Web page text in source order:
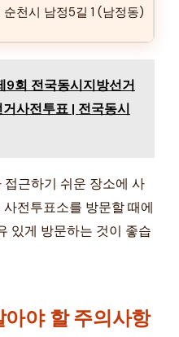
순천시 남정5길 1 (남정동)
9회 전국동시지방선거
사전투표 | 전국동시
근하기 쉬운 장소에 사
전투표소를 방문할 때에
있게 방문하는 것이 좋습
야 할 주의사항